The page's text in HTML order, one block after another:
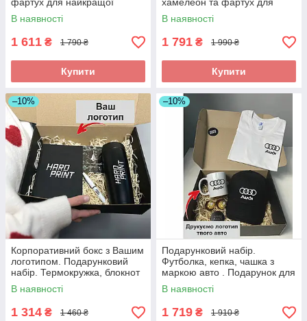
фартух для найкращої
дружини та мами.
В наявності
1 611 ₴ 1 790 ₴
Купити
хамелеон та фартух для
найкращої дружини та мами.
В наявності
1 791 ₴ 1 990 ₴
Купити
–10%
Корпоративний бокс з Вашим
логотипом. Подарунковий
набір. Термокружка, блокнот
та ручка.
В наявності
1 314 ₴ 1 460 ₴
–10%
Подарунковий набір.
Футболка, кепка, чашка з
маркою авто . Подарунок для
чоловіка з логотипом
Audi(Ауді)
В наявності
1 719 ₴ 1 910 ₴